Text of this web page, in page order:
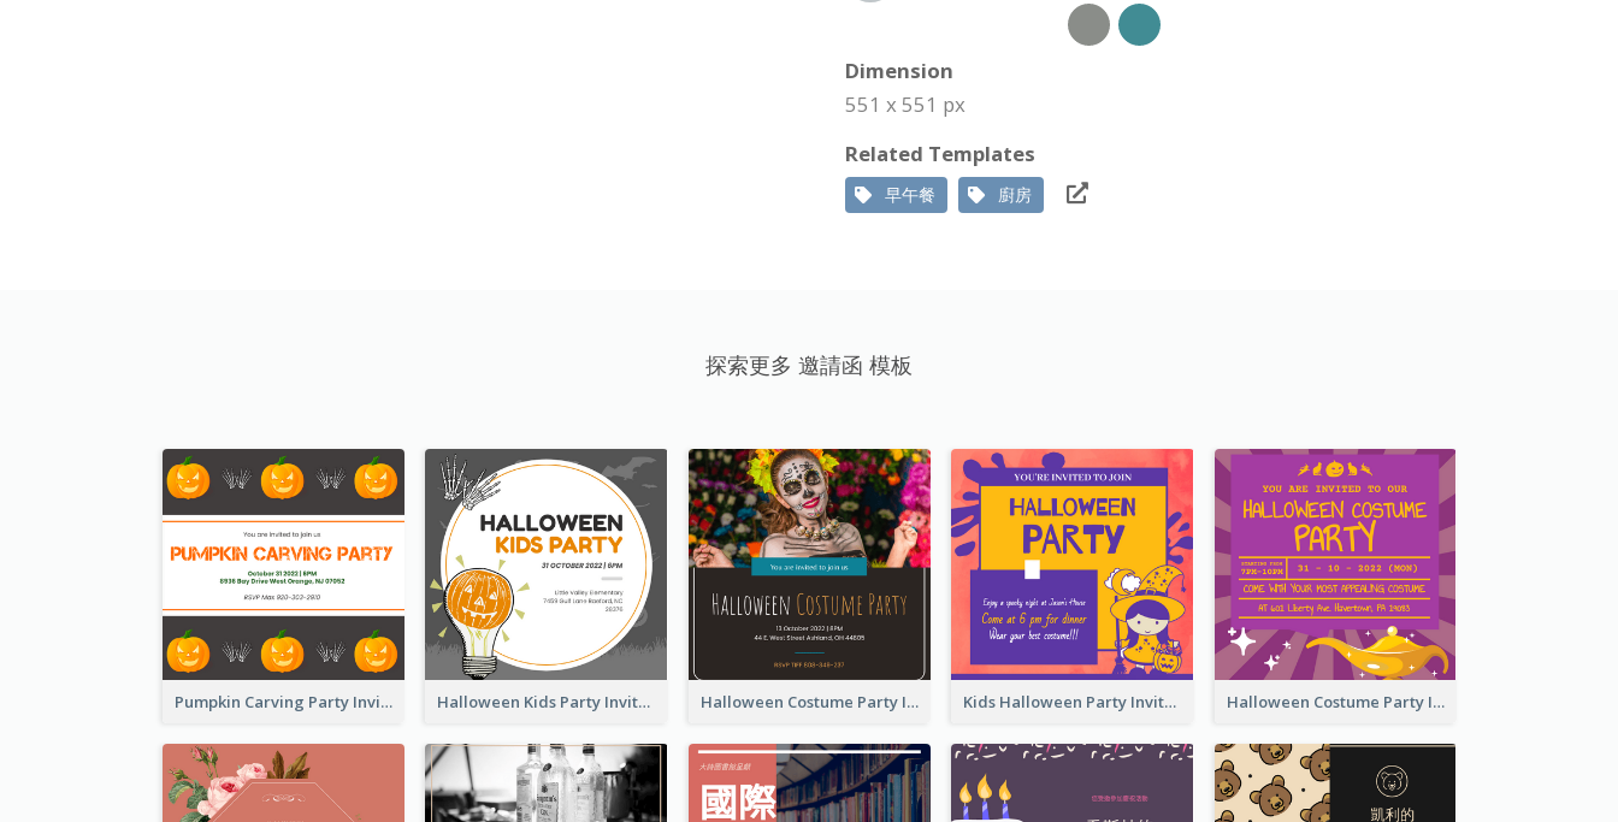
Dimension
551 x 551 px
Related Templates
早午餐 廚房
探索更多 邀請函 模板
Pumpkin Carving Party Invitation Halloween Kids Party Invitation Halloween Costume Party Invitation Kids Halloween Party Invitation Halloween Costume Party Invitation